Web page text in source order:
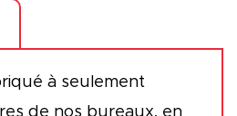
à seulement